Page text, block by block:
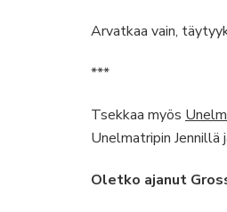
Arvatkaa vain,
***
Tsekkaa myös
Unelmatripin
Oletko ajanut